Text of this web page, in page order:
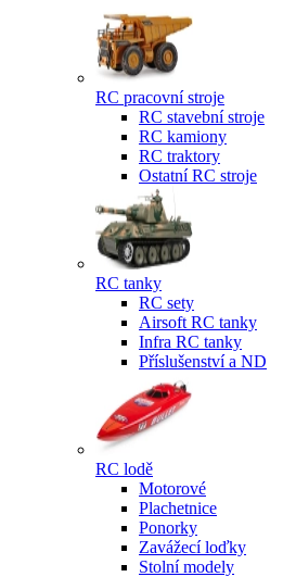
RC pracovní stroje
RC stavební stroje
RC kamiony
RC traktory
Ostatní RC stroje
RC tanky
RC sety
Airsoft RC tanky
Infra RC tanky
Příslušenství a ND
RC lodě
Motorové
Plachetnice
Ponorky
Zavážecí loďky
Stolní modely